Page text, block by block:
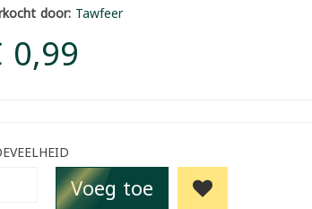
door: Tawfeer
0,99
Voeg toe